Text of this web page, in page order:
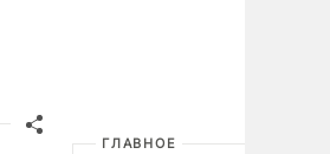
ГЛАВНОЕ